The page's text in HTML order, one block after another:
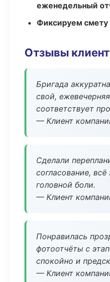
еженедельный
Фиксируем смету
Отзывы
Бригада
свой,
соответствует
— Клиент
Сделали
согласование,
головной боли.
— Клиент
Понравилась
фотоотчёты с
спокойно и
— Клиент